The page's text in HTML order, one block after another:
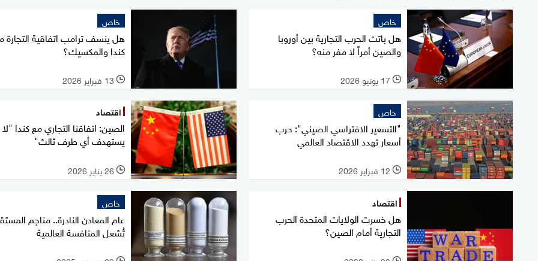
خاص
هل باتت الحرب التجارية بين أوروبا
والصين أمراً لا مفر منه؟
l 17 يونيو 2026
خاص
هل ينسف ترامب اتفاقية التجارة
كندا والمكسيك؟
l 13 فبراير 2026
خاص
"التسعير الافتراسي الصيني": حرب
أسعار تهدد الاقتصاد العالمي
l 12 فبراير 2026
اقتصاد
الصين: اتفاقنا التجاري مع كندا "لا
يستهدف أي طرف ثالث"
l 26 يناير 2026
اقتصاد
هل خسرت الولايات المتحدة الحرب
التجارية أمام الصين؟
خاص
عام المعادن النادرة.. مناجم
تُشعل المنافسة العالمية